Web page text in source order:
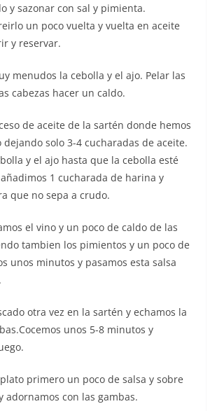
y sazonar con sal y pimienta.
un poco vuelta y vuelta en aceite
y reservar.
menudos la cebolla y el ajo. Pelar las
cabezas hacer un caldo.
de aceite de la sartén donde hemos
solo 3-4 cucharadas de aceite.
y el ajo hasta que la cebolla esté
1 cucharada de harina y
que no sepa a crudo.
el vino y un poco de caldo de las
tambien los pimientos y un poco de
unos minutos y pasamos esta salsa
otra vez en la sartén y echamos la
unos 5-8 minutos y
primero un poco de salsa y sobre
adornamos con las gambas.